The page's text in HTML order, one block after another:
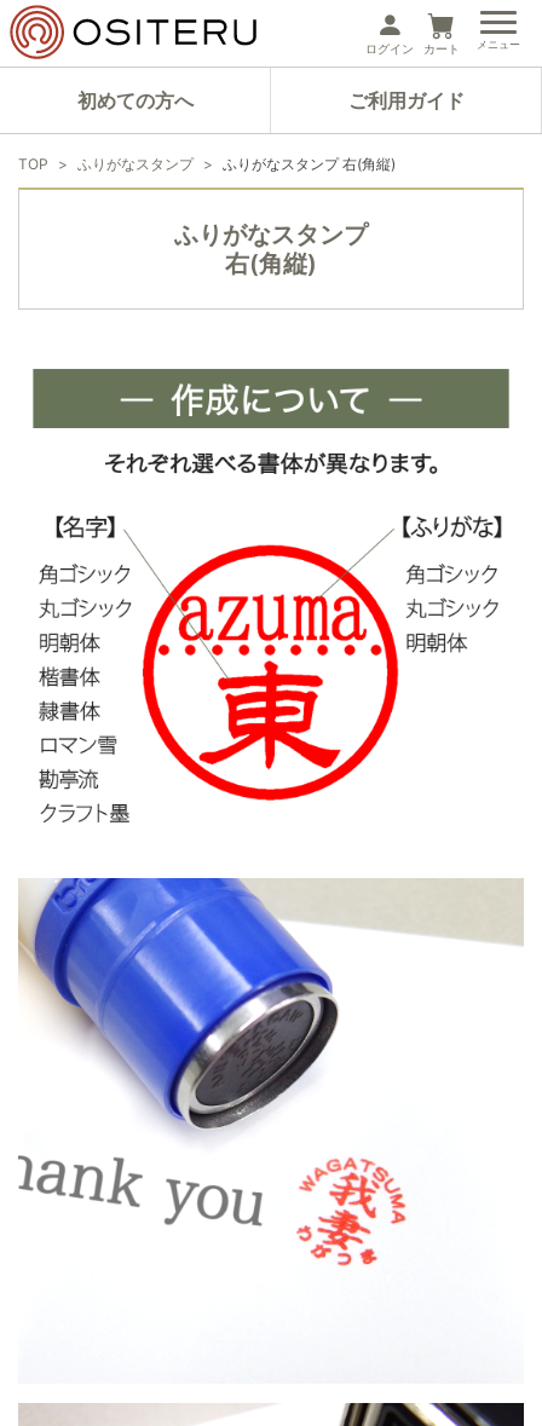
メニュー
カート
ログイン
初めての方へ ご利用ガイド
TOP ふりがなスタンプ ふりがなスタンプ 右(角縦)
ふりがなスタンプ
右(角縦)